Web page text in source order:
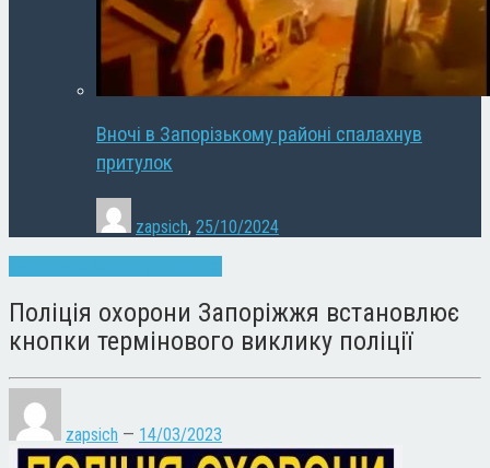
Вночі в Запорізькому районі спалахнув
притулок
zapsich, 25/10/2024
Поліція охорони Запоріжжя встановлює
кнопки термінового виклику поліції
zapsich — 14/03/2023